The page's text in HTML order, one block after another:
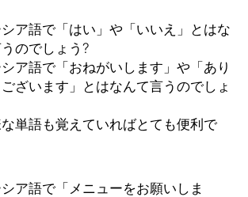
ア語で「はい」や「いいえ」とはな
のでしょう?
ア語で「おねがいします」や「あり
ざいます」とはなんて言うのでしょ
単語も覚えていればとても便利で
ア語で「メニューをお願いしま